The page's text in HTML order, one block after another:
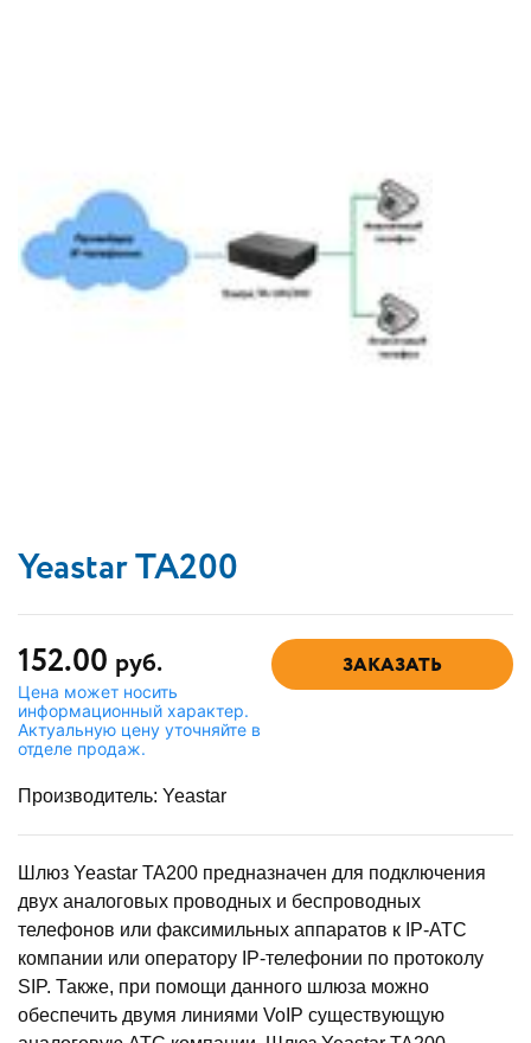
Yeastar TA200
152.00 руб.
Цена может носить
информационный характер.
Актуальную цену уточняйте в
отделе продаж.
ЗАКАЗАТЬ
Производитель: Yeastar
Шлюз Yeastar TA200 предназначен для подключения
двух аналоговых проводных и беспроводных
телефонов или факсимильных аппаратов к IP-АТС
компании или оператору IP-телефонии по протоколу
SIP. Также, при помощи данного шлюза можно
обеспечить двумя линиями VoIP существующую